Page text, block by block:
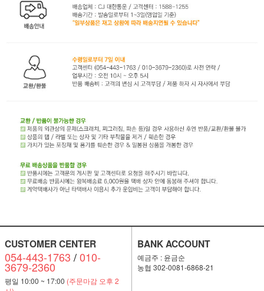
CUSTOMER CENTER
054-443-1763 /010-
3679-2360
평일 10:00 ~ 17:00 (주문마감 오후 2
BANK ACCOUNT
예금주 : 윤금순
농협 302-0081-6868-21